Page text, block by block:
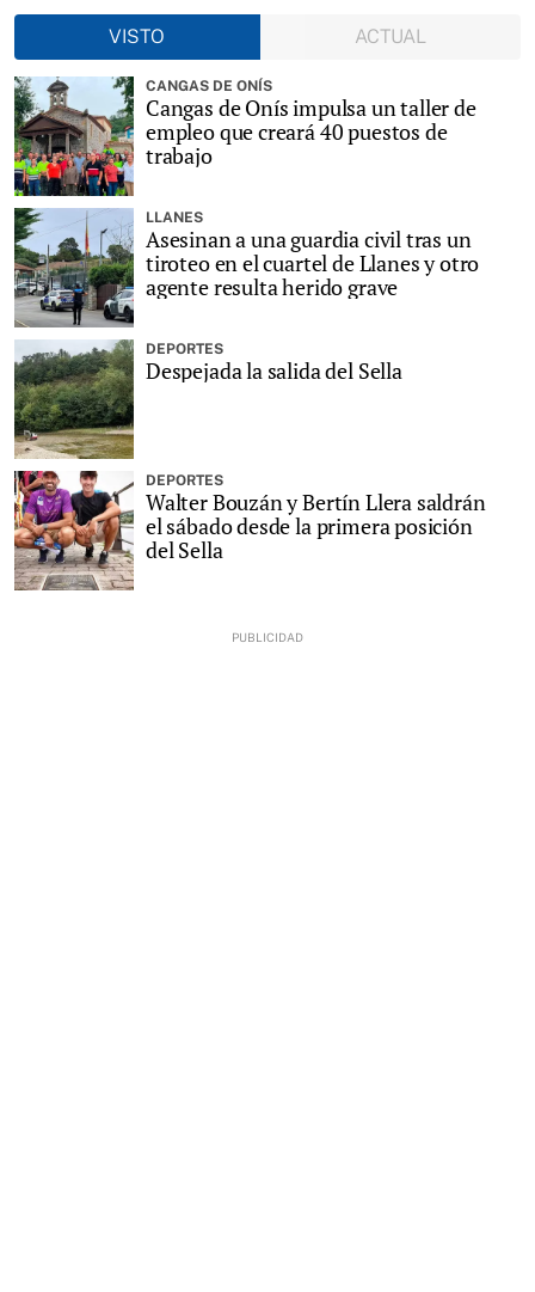
VISTO
ACTUAL
CANGAS DE ONÍS
Cangas de Onís impulsa un taller de
empleo que creará 40 puestos de
trabajo
LLANES
Asesinan a una guardia civil tras un
tiroteo en el cuartel de Llanes y otro
agente resulta herido grave
DEPORTES
Despejada la salida del Sella
DEPORTES
Walter Bouzán y Bertín Llera saldrán
el sábado desde la primera posición
del Sella